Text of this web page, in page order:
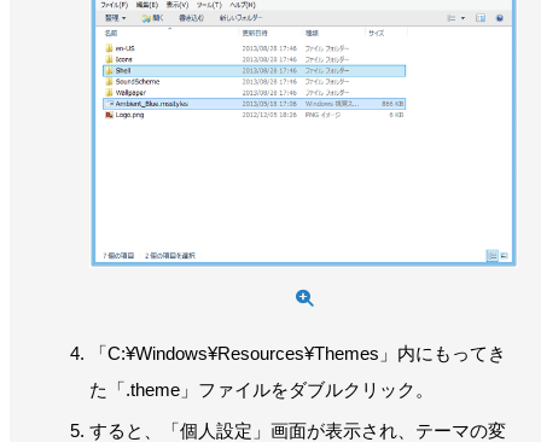
「C:¥Windows¥Resources¥Themes」内にもってき
た「.theme」ファイルをダブルクリック。
すると、「個人設定」画面が表示され、テーマの変